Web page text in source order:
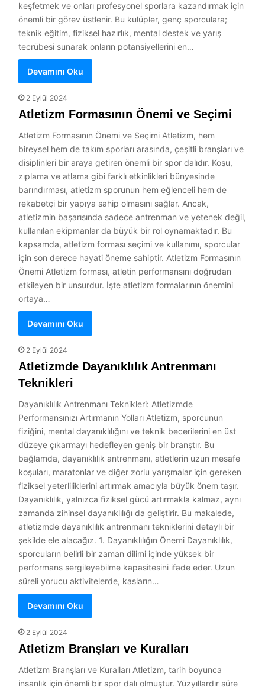
keşfetmek ve onları profesyonel sporlara kazandırmak için
önemli bir görev üstlenir. Bu kulüpler, genç sporculara;
teknik eğitim, fiziksel hazırlık, mental destek ve yarış
tecrübesi sunarak onların potansiyellerini en…
Devamını Oku
2 Eylül 2024
Atletizm Formasının Önemi ve Seçimi
Atletizm Formasının Önemi ve Seçimi Atletizm, hem
bireysel hem de takım sporları arasında, çeşitli branşları ve
disiplinleri bir araya getiren önemli bir spor dalıdır. Koşu,
zıplama ve atlama gibi farklı etkinlikleri bünyesinde
barındırması, atletizm sporunun hem eğlenceli hem de
rekabetçi bir yapıya sahip olmasını sağlar. Ancak,
atletizmin başarısında sadece antrenman ve yetenek değil,
kullanılan ekipmanlar da büyük bir rol oynamaktadır. Bu
kapsamda, atletizm forması seçimi ve kullanımı, sporcular
için son derece hayati öneme sahiptir. Atletizm Formasının
Önemi Atletizm forması, atletin performansını doğrudan
etkileyen bir unsurdur. İşte atletizm formalarının önemini
ortaya…
Devamını Oku
2 Eylül 2024
Atletizmde Dayanıklılık Antrenmanı
Teknikleri
Dayanıklılık Antrenmanı Teknikleri: Atletizmde
Performansınızı Artırmanın Yolları Atletizm, sporcunun
fiziğini, mental dayanıklılığını ve teknik becerilerini en üst
düzeye çıkarmayı hedefleyen geniş bir branştır. Bu
bağlamda, dayanıklılık antrenmanı, atletlerin uzun mesafe
koşuları, maratonlar ve diğer zorlu yarışmalar için gereken
fiziksel yeterliliklerini artırmak amacıyla büyük önem taşır.
Dayanıklılık, yalnızca fiziksel gücü artırmakla kalmaz, aynı
zamanda zihinsel dayanıklılığı da geliştirir. Bu makalede,
atletizmde dayanıklılık antrenmanı tekniklerini detaylı bir
şekilde ele alacağız. 1. Dayanıklılığın Önemi Dayanıklılık,
sporcuların belirli bir zaman dilimi içinde yüksek bir
performans sergileyebilme kapasitesini ifade eder. Uzun
süreli yorucu aktivitelerde, kasların…
Devamını Oku
2 Eylül 2024
Atletizm Branşları ve Kuralları
Atletizm Branşları ve Kuralları Atletizm, tarih boyunca
insanlık için önemli bir spor dalı olmuştur. Yüzyıllardır süre